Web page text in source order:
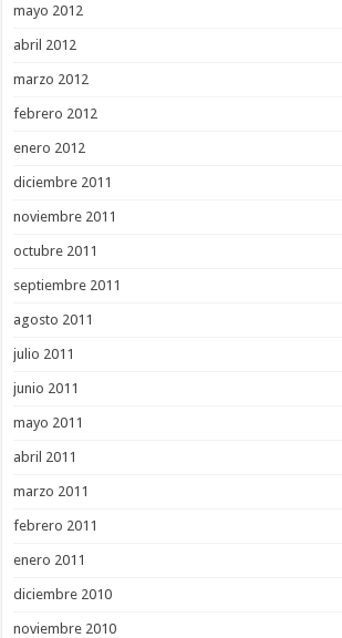
mayo 2012
abril 2012
marzo 2012
febrero 2012
enero 2012
diciembre 2011
noviembre 2011
octubre 2011
septiembre 2011
agosto 2011
julio 2011
junio 2011
mayo 2011
abril 2011
marzo 2011
febrero 2011
enero 2011
diciembre 2010
noviembre 2010